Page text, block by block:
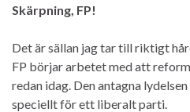
Skärpning, FP!
Det är sällan jag tar till riktigt
FP börjar arbetet med att
redan idag. Den antagna
speciellt för ett liberalt parti.